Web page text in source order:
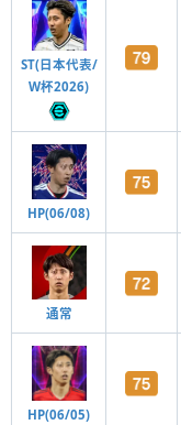
ST(日本代表/
W杯2026)
HP(06/08)
通常
HP(06/05)